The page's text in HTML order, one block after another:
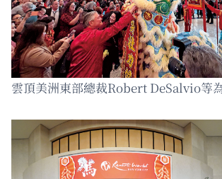
雲頂美洲東部總裁Robert DeSalvio等